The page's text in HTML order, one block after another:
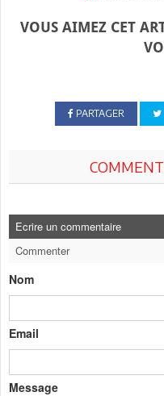
VOUS AIMEZ CET
PARTAGER
Ecrire un commentaire
Commenter
Nom
Email
Message